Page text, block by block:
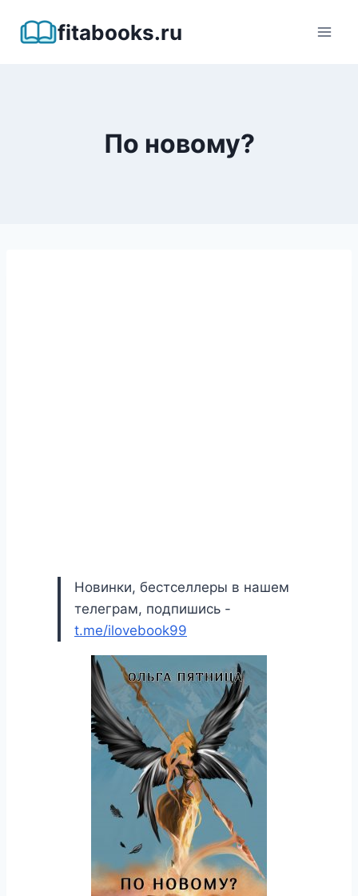
fitabooks.ru
По новому?
Новинки, бестселлеры в нашем
телеграм, подпишись -
t.me/ilovebook99